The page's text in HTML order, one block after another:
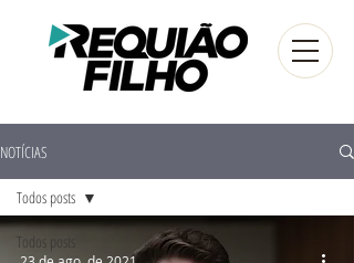
NOTÍCIAS
Todos posts
Todos posts